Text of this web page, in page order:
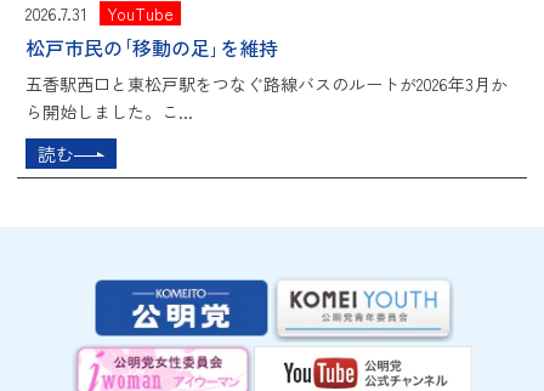
2026.7.31 YouTube
松戸市民の｢移動の足｣を維持
五香駅西口と東松戸駅をつなぐ路線バスのルートが2026年3月か
ら開始しました。こ...
読む